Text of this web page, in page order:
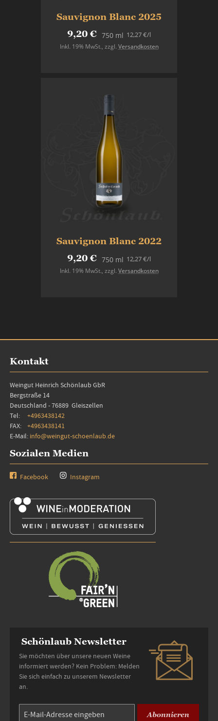
Sauvignon Blanc 2025
9,20 € 750 ml
Inkl. 19% MwSt., zzgl. Versandkosten
12,27 €/l
Sauvignon Blanc 2022
9,20 € 750 ml
Inkl. 19% MwSt., zzgl. Versandkosten
12,27 €/l
Kontakt
Weingut Heinrich Schönlaub GbR
Bergstraße 14
Deutschland - 76889 Gleiszellen
Tel: +4963438142
FAX: +4963438141
E-Mail: info@weingut-schoenlaub.de
Sozialen Medien
Facebook Instagram
Schönlaub Newsletter
Sie möchten über unsere neuen Weine
informiert werden? Kein Problem: Melden
Sie sich einfach zu unserem Newsletter
an.
Abonnieren